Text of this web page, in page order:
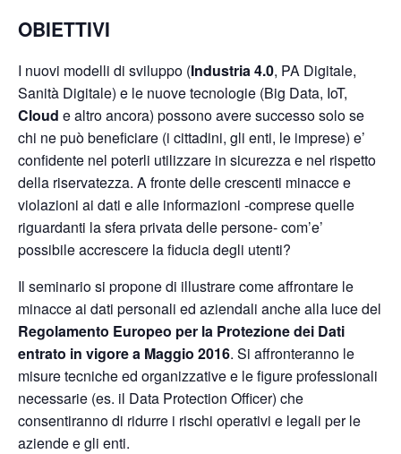
OBIETTIVI
I nuovi modelli di sviluppo (Industria 4.0, PA Digitale,
Sanità Digitale) e le nuove tecnologie (Big Data, IoT,
Cloud e altro ancora) possono avere successo solo se
chi ne può beneficiare (i cittadini, gli enti, le imprese) e’
confidente nel poterli utilizzare in sicurezza e nel rispetto
della riservatezza. A fronte delle crescenti minacce e
violazioni ai dati e alle informazioni -comprese quelle
riguardanti la sfera privata delle persone- com’e’
possibile accrescere la fiducia degli utenti?
Il seminario si propone di illustrare come affrontare le
minacce ai dati personali ed aziendali anche alla luce del
Regolamento Europeo per la Protezione dei Dati
entrato in vigore a Maggio 2016. Si affronteranno le
misure tecniche ed organizzative e le figure professionali
necessarie (es. il Data Protection Officer) che
consentiranno di ridurre i rischi operativi e legali per le
aziende e gli enti.